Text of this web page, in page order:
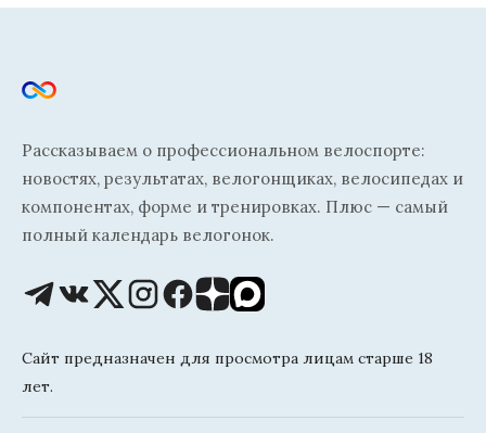
Рассказываем о профессиональном велоспорте:
новостях, результатах, велогонщиках, велосипедах и
компонентах, форме и тренировках. Плюс — самый
полный календарь велогонок.
Сайт предназначен для просмотра лицам старше 18
лет.